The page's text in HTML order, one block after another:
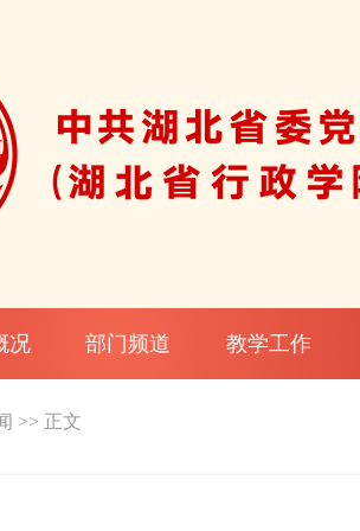
况 部门频道 教学工作
>> 正文